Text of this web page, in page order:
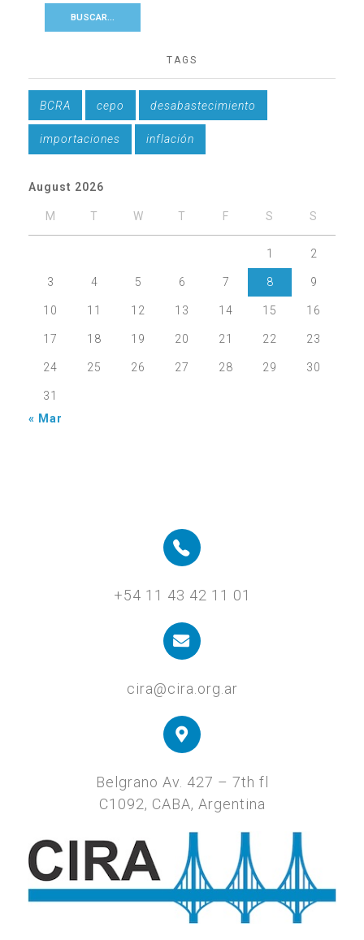
TAGS
BCRA cepo desabastecimiento
importaciones inflación
August 2026
M T W T F S S
1 2
3 4 5 6 7 8 9
10 11 12 13 14 15 16
17 18 19 20 21 22 23
24 25 26 27 28 29 30
31
« Mar
+54 11 43 42 11 01
cira@cira.org.ar
Belgrano Av. 427 – 7th fl
C1092, CABA, Argentina